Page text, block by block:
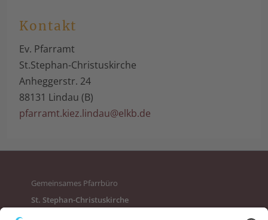
Kontakt
Ev. Pfarramt
St.Stephan-Christuskirche
Anheggerstr. 24
88131 Lindau (B)
pfarramt.kiez.lindau@elkb.de
Gemeinsames Pfarrbüro
St. Stephan-Christuskirche